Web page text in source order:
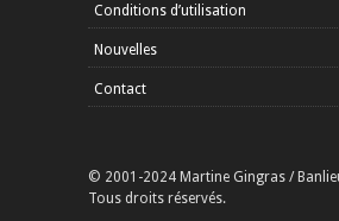
Conditions d’utilisation
Nouvelles
Contact
© 2001-2024 Martine Gingras /
Tous droits réservés.